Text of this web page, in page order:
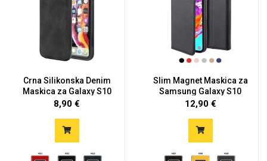
Crna Silikonska Denim
Maskica za Galaxy S10
Pl...
8,90 €
Slim Magnet Maskica za
Samsung Galaxy S10
Plus...
12,90 €